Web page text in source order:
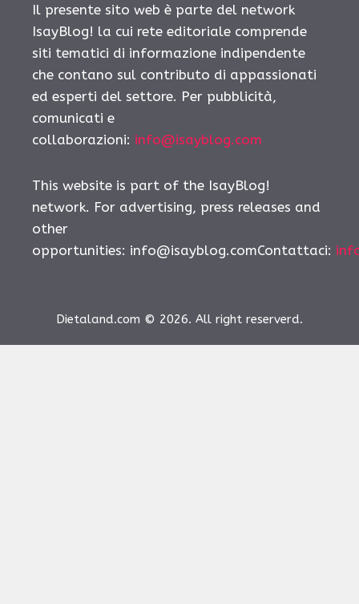
Il presente sito web è parte del network
IsayBlog! la cui rete editoriale comprende
siti tematici di informazione indipendente
che contano sul contributo di appassionati
ed esperti del settore. Per pubblicità,
comunicati e
collaborazioni: info@isayblog.com
This website is part of the IsayBlog!
network. For advertising, press releases and
other
opportunities: info@isayblog.comContattaci:
Dietaland.com © 2026. All right reserverd.